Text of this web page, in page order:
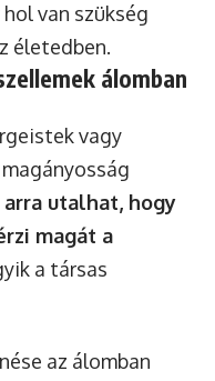
van szükség
életedben.
álomban
vagy
arra utalhat, hogy
magát a
a társas
az álomban